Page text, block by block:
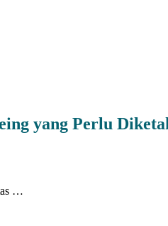
yang Perlu
…